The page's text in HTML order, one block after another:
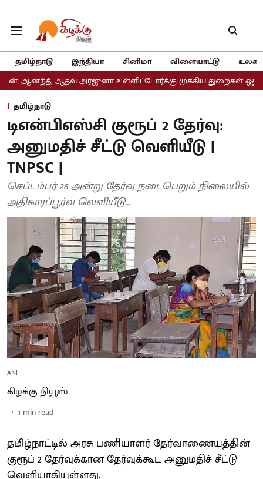
தமிழ்நாடு இந்தியா சினிமா விளையாட்டு
அர்ஜுனா உள்ளிட்டோர்க்கு முக்கிய துறைகள் ஒதுக்கீடு
தமிழ்நாடு
டிஎன்பிஎஸ்சி குரூப் 2 தேர்வு:
அனுமதிச் சீட்டு வெளியீடு |
TNPSC |
செப்டம்பர் 28 அன்று தேர்வு நடைபெறும் நிலையில்
அதிகாரப்பூர்வ வெளியீடு...
ANI
கிழக்கு நியூஸ்
1 min read
தமிழ்நாட்டில் அரசு பணியாளர் தேர்வாணையத்தின்
குரூப் 2 தேர்வுக்கான தேர்வுக்கூட அனுமதிச் சீட்டு
வெளியாகியுள்ளது.